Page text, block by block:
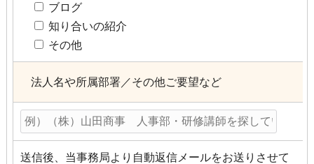
ブログ
知り合いの紹介
その他
法人名や所属部署／その他ご要望など
送信後、当事務局より自動返信メールをお送りさせて